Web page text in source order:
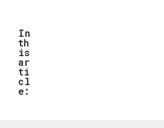
In
th
is
ar
ti
cl
e: